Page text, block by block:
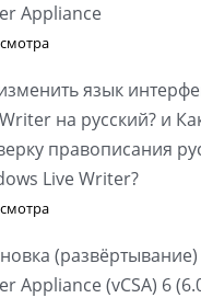
Appliance
язык
на русский? и
правописания
Live Writer?
Appliance (vCSA) 6